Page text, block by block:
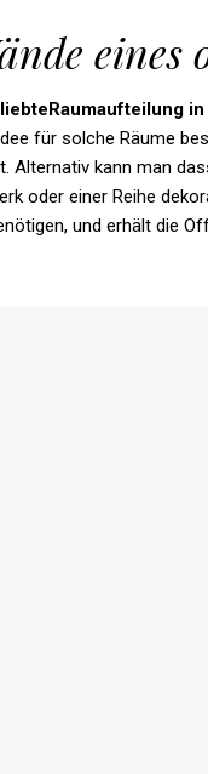
für solche Räume
Alternativ kann man
oder einer Reihe
und erhält die